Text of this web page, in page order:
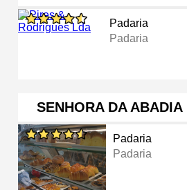
Padaria
Padaria
SENHORA DA
Padaria
Padaria